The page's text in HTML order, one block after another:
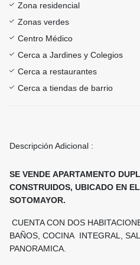
Zona residencial
Zonas verdes
Centro Médico
Cerca a Jardines y Colegios
Cerca a restaurantes
Cerca a tiendas de barrio
Descripción Adicional :
SE VENDE APARTAMENTO
CONSTRUIDOS, UBICADO EN
SOTOMAYOR.
CUENTA CON DOS
BAÑOS, COCINA INTEGRAL,
PANORAMICA.